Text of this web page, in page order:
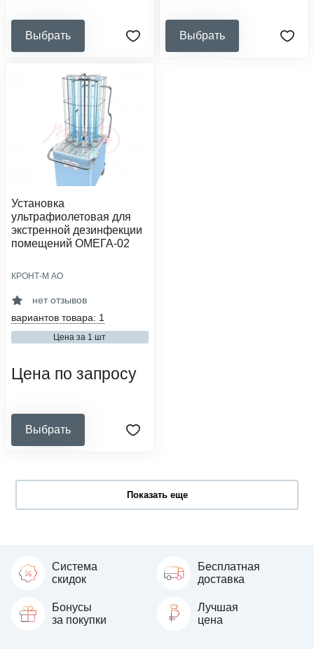
Выбрать Выбрать
Установка
ультрафиолетовая для
экстренной дезинфекции
помещений ОМЕГА-02
i-iii
медицинские организации,
стоматология, салоны красоты,
учреждения, общественное
питание
КРОНТ-М АО
нет отзывов
вариантов товара: 1
Цена за 1 шт
Цена по запросу
Выбрать
Показать еще
Система
скидок
Бесплатная
доставка
Бонусы
за покупки
Лучшая
цена